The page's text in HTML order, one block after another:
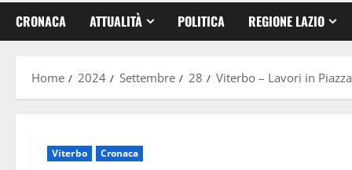
CRONACA ATTUALITÀ POLITICA REGIONE LAZIO
Home 2024 Settembre 28 Viterbo – Lavori in
Viterbo Cronaca